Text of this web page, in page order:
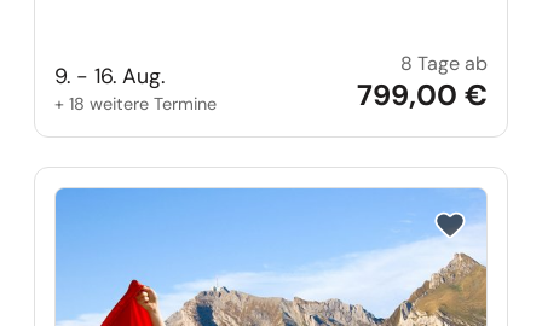
9. - 16. Aug.
+ 18 weitere Termine
8 Tage ab
799,00 €
Reise auf